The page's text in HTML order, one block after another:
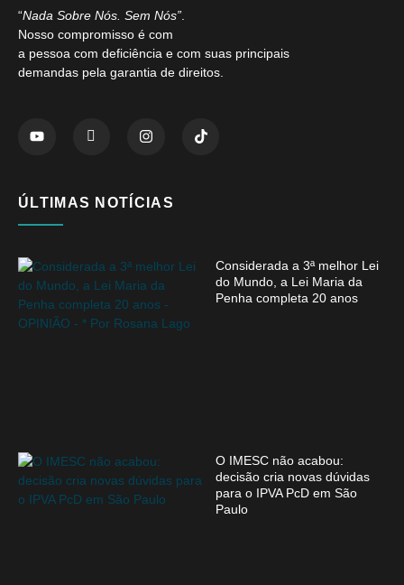
“Nada Sobre Nós. Sem Nós”
Nosso compromisso é com
a pessoa com deficiência e com suas principais
demandas pela garantia de direitos.
ÚLTIMAS NOTÍCIAS
Considerada a 3ª melhor Lei
do Mundo, a Lei Maria da
Penha completa 20 anos
O IMESC não acabou:
decisão cria novas dúvidas
para o IPVA PcD em São
Paulo